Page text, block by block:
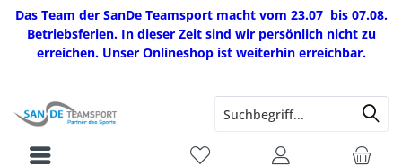
Das Team der SanDe Teamsport macht vom 23.07 bis 07.08.
Betriebsferien. In dieser Zeit sind wir persönlich nicht zu
erreichen. Unser Onlineshop ist weiterhin erreichbar.